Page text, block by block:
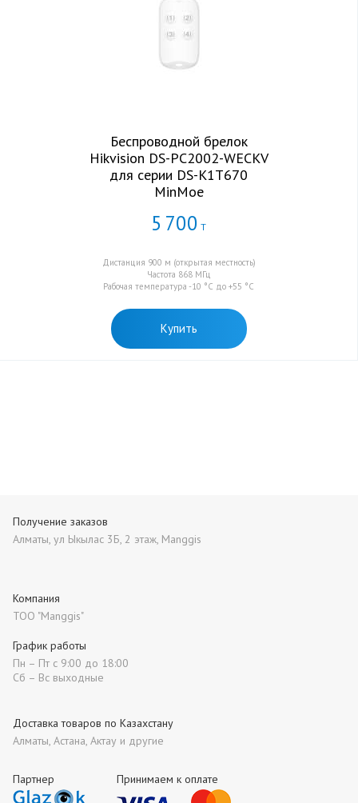
Беспроводной брелок
Hikvision DS-PC2002-WECKV
для серии DS-K1T670
MinMoe
5 700 Т
Дистанция 900 м (открытая местность)
Частота 868 МГц
Рабочая температура -10 °C до +55 °C
Купить
Партнер Принимаем к оплате
Получение заказов
Алматы, ул Ыкылас 3Б, 2 этаж, Manggis
Компания
ТОО "Manggis"
Доставка товаров по Казахстану
Алматы, Астана, Актау и другие
График работы
Пн – Пт с 9:00 до 18:00
Сб – Вс выходные